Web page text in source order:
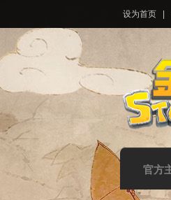
设为首页
官方